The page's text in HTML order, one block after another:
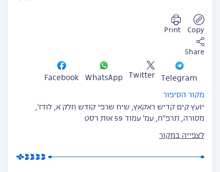
Copy
Print
Share
Telegram
Twitter
WhatsApp
Facebook
מקור הסיפור
יועץ קים קדיש ראקאץ, שיח שרפי קודש חלק א, לודז',
מסורה, תרפ"ח, עמ' עמוד 59 אות רסט
לצפייה במקור